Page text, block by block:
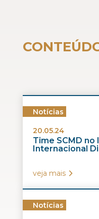
Notícias
20.05.24
Time SCMD no
Internacional
veja mais
Notícias